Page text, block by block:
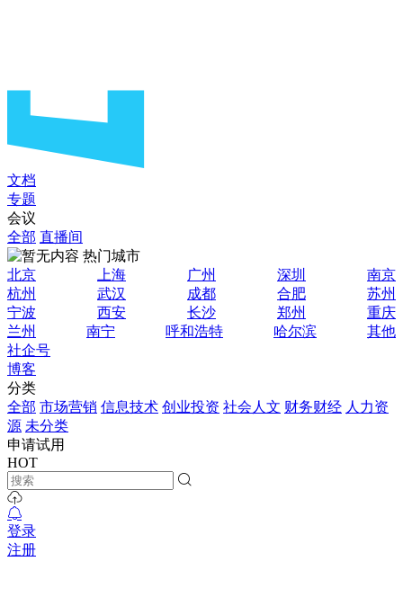
文档
专题
会议
全部 直播间
热门城市
北京
上海 广州 深圳
南京
杭州
武汉 成都 合肥
苏州
宁波
西安 长沙 郑州
重庆
兰州
南宁 呼和浩特 哈尔滨
其他
社企号
博客
分类
全部 市场营销 信息技术 创业投资 社会人文 财务财经 人力资
源 未分类
申请试用
HOT
登录
注册